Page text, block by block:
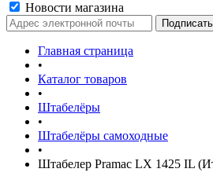
Новости магазина
Главная страница
•
Каталог товаров
•
Штабелёры
•
Штабелёры самоходные
•
Штабелер Pramac LX 1425 IL